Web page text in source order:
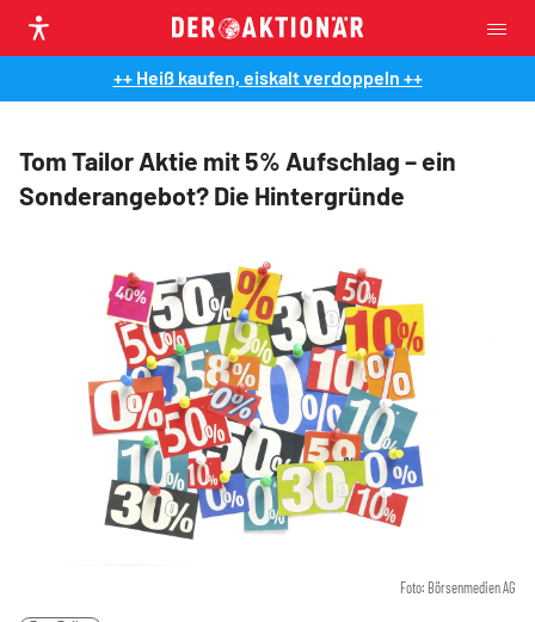
++ Heiß kaufen, eiskalt verdoppeln ++
Tom Tailor Aktie mit 5% Aufschlag – ein
Sonderangebot? Die Hintergründe
Foto: Börsenmedien AG